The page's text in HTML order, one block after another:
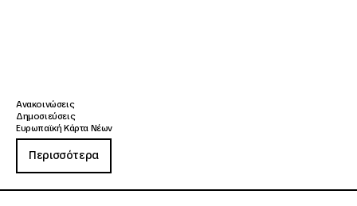
Ανακοινώσεις
Δημοσιεύσεις
Ευρωπαϊκή Κάρτα Νέων
Περισσότερα